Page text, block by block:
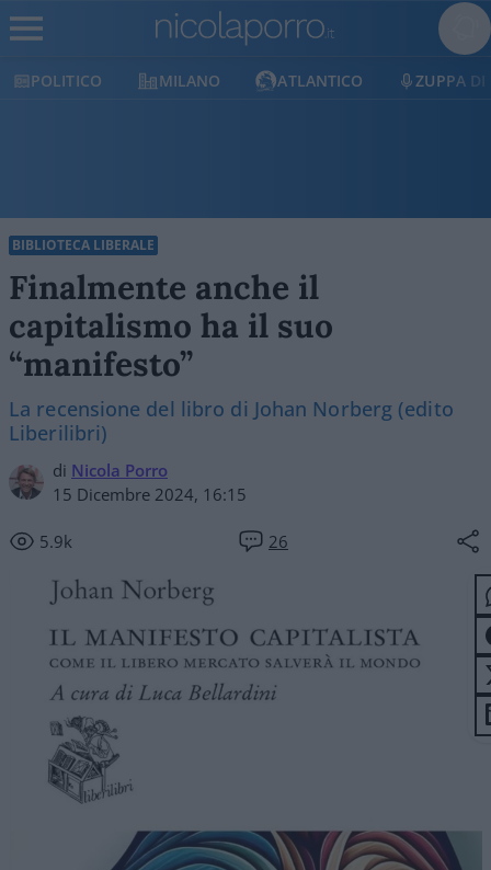
MILANO ATLANTICO ZUPPA DI PORRO
BIBLIOTECA LIBERALE
Finalmente anche il
capitalismo ha il suo
“manifesto”
La recensione del libro di Johan Norberg (edito
Liberilibri)
di Nicola Porro
15 Dicembre 2024, 16:15
5.9k 26